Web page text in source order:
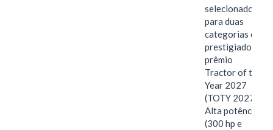
selecionado
para duas
categorias do
prestigiado
prêmio
Tractor of the
Year 2027
(TOTY 2027:
Alta potência
(300 hp e